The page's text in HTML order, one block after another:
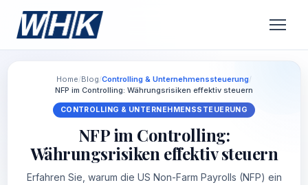
Home/Blog/Controlling & Unternehmenssteuerung/
NFP im Controlling: Währungsrisiken effektiv steuern
CONTROLLING & UNTERNEHMENSSTEUERUNG
NFP im Controlling:
Währungsrisiken effektiv steuern
Erfahren Sie, warum die US Non-Farm Payrolls (NFP) ein